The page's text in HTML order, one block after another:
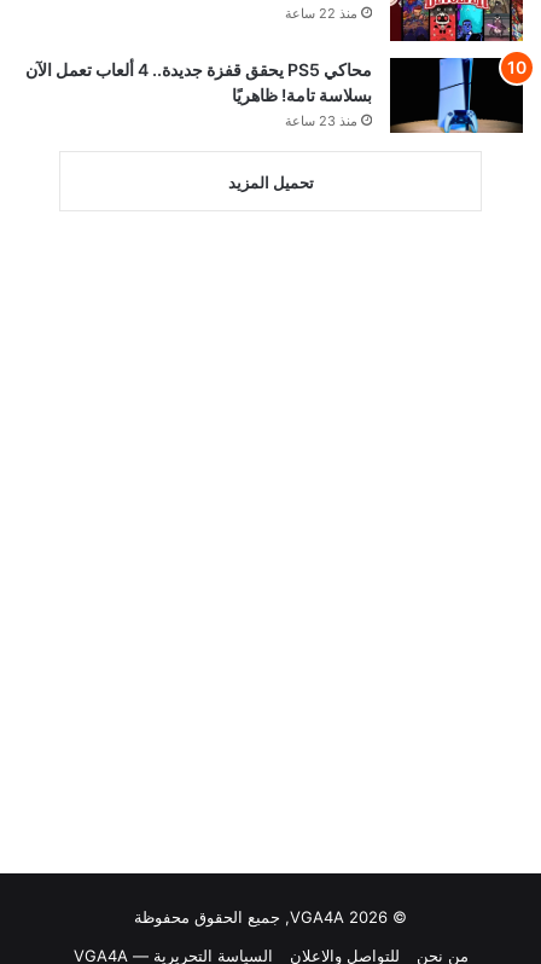
منذ 22 ساعة
محاكي PS5 يحقق قفزة جديدة.. 4 ألعاب تعمل الآن
بسلاسة تامة! ظاهريًا
منذ 23 ساعة
تحميل المزيد
© VGA4A 2026, جميع الحقوق محفوظة
من نحن
للتواصل والاعلان السياسة التحريرية — VGA4A